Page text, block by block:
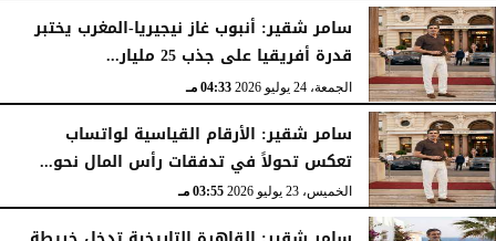
الجمعة، 24 يوليو 2026 04:45 مـ
سامر شقير: أنبوب غاز نيجيريا-المغرب يختبر
قدرة أفريقيا على جذب 25 مليار...
الجمعة، 24 يوليو 2026 04:33 مـ
سامر شقير: الأرقام القياسية لواتساب
تعكس تحولاً في تدفقات رأس المال نحو...
الخميس، 23 يوليو 2026 03:55 مـ